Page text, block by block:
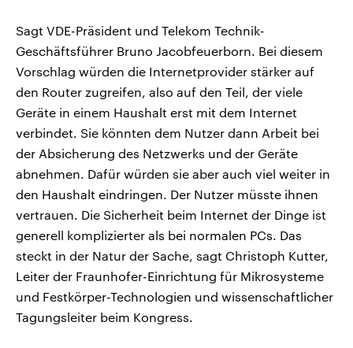
Sagt VDE-Präsident und Telekom Technik-
Geschäftsführer Bruno Jacobfeuerborn. Bei diesem
Vorschlag würden die Internetprovider stärker auf
den Router zugreifen, also auf den Teil, der viele
Geräte in einem Haushalt erst mit dem Internet
verbindet. Sie könnten dem Nutzer dann Arbeit bei
der Absicherung des Netzwerks und der Geräte
abnehmen. Dafür würden sie aber auch viel weiter in
den Haushalt eindringen. Der Nutzer müsste ihnen
vertrauen. Die Sicherheit beim Internet der Dinge ist
generell komplizierter als bei normalen PCs. Das
steckt in der Natur der Sache, sagt Christoph Kutter,
Leiter der Fraunhofer-Einrichtung für Mikrosysteme
und Festkörper-Technologien und wissenschaftlicher
Tagungsleiter beim Kongress.